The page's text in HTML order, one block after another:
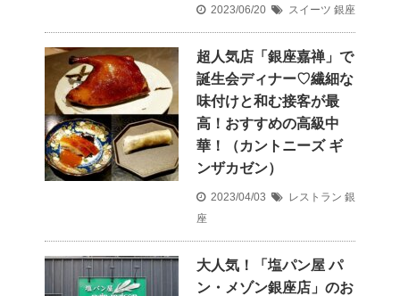
2023/06/20 スイーツ 銀座
超人気店「銀座嘉禅」で
誕生会ディナー♡繊細な
味付けと和む接客が最
高！おすすめの高級中
華！（カントニーズ ギ
ンザカゼン）
2023/04/03 レストラン 銀
座
大人気！「塩パン屋 パ
ン・メゾン銀座店」のお